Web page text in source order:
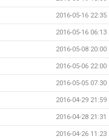
2016-05-16 22:35
2016-05-16 06:13
2016-05-08 20:00
2016-05-06 22:00
2016-05-05 07:30
2016-04-29 21:59
2016-04-28 21:31
2016-04-26 11:23